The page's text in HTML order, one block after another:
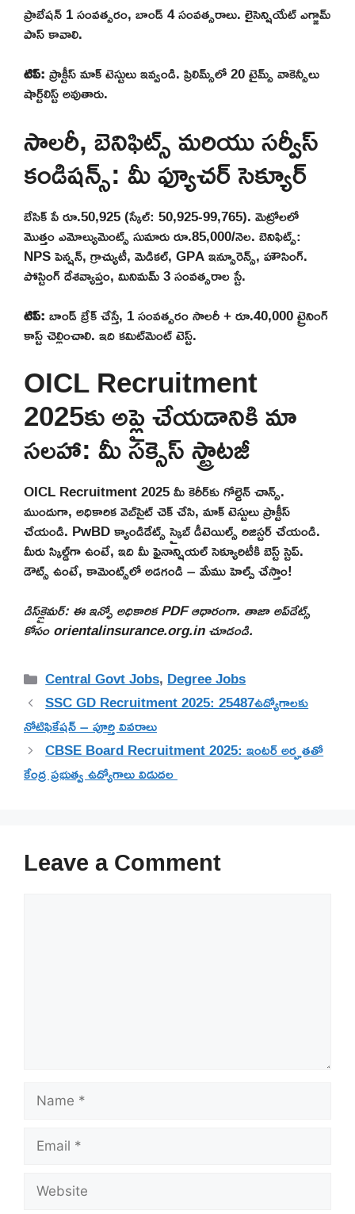
ప్రాబేషన్ 1 సంవత్సరం, బాండ్ 4 సంవత్సరాలు. లైసెన్షియేట్ ఎగ్జామ్
పాస్ కావాలి.
టిప్:ప్రాక్టీస్ మాక్ టెస్టులు ఇవ్వండి. ప్రిలిమ్స్‌లో 20 టైమ్స్ వాకెన్సీలు
షార్ట్‌లిస్ట్ అవుతారు.
సాలరీ, బెనిఫిట్స్ మరియు సర్వీస్
కండిషన్స్: మీ ఫ్యూచర్ సెక్యూర్
బేసిక్ పే రూ.50,925 (స్కేల్: 50,925-99,765). మెట్రోలలో
మొత్తం ఎమోల్యుమెంట్స్ సుమారు రూ.85,000/నెల. బెనిఫిట్స్:
NPS పెన్షన్, గ్రాచ్యుటీ, మెడికల్, GPA ఇన్సూరెన్స్, హౌసింగ్.
పోస్టింగ్ దేశవ్యాప్తం, మినిమమ్ 3 సంవత్సరాల స్టే.
టిప్:బాండ్ బ్రేక్ చేస్తే, 1 సంవత్సరం సాలరీ + రూ.40,000 ట్రైనింగ్
కాస్ట్ చెల్లించాలి. ఇది కమిట్‌మెంట్ టెస్ట్.
OICL Recruitment
2025కు అప్లై చేయడానికి మా
సలహా: మీ సక్సెస్ స్ట్రాటజీ
OICL Recruitment 2025 మీ కెరీర్‌కు గోల్డెన్ చాన్స్.
ముందుగా, అధికారిక వెబ్‌సైట్ చెక్ చేసి, మాక్ టెస్టులు ప్రాక్టీస్
చేయండి. PwBD క్యాండిడేట్స్ స్క్రైబ్ డీటెయిల్స్ రిజిస్టర్ చేయండి.
మీరు స్కిల్డ్‌గా ఉంటే, ఇది మీ ఫైనాన్షియల్ సెక్యూరిటీకి బెస్ట్ స్టెప్.
డౌట్స్ ఉంటే, కామెంట్స్‌లో అడగండి – మేము హెల్ప్ చేస్తాం!
డిస్‌క్లైమర్: ఈ ఇన్ఫో అధికారిక PDF ఆధారంగా. తాజా అప్‌డేట్స్
కోసం orientalinsurance.org.in చూడండి.
Categories
Central Govt Jobs,Degree Jobs
SSC GD Recruitment 2025: 25487ఉద్యోగాలకు
నోటిఫికేషన్ – పూర్తి వివరాలు
CBSE Board Recruitment 2025: ఇంటర్ అర్హతతో
కేంద్ర ప్రభుత్వ ఉద్యోగాలు విడుదల
Leave a Comment
Name
Email
Website